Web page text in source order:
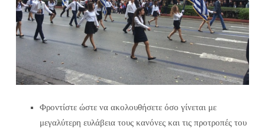
Φροντίστε ώστε να ακολουθήσετε όσο γίνεται με
μεγαλύτερη ευλάβεια τους κανόνες και τις προτροπές του